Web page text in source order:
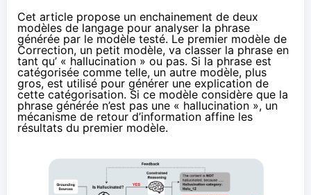
Cet article propose un enchainement de deux
modèles de langage pour analyser la phrase
générée par le modèle testé. Le premier modèle de
Correction, un petit modèle, va classer la phrase en
tant qu’ « hallucination » ou pas. Si la phrase est
catégorisée comme telle, un autre modèle, plus
gros, est utilisé pour générer une explication de
cette catégorisation. Si ce modèle considère que la
phrase générée n’est pas une « hallucination », un
mécanisme de retour d’information affine les
résultats du premier modèle.